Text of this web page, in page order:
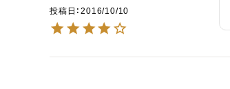
投稿日
2016/10/10